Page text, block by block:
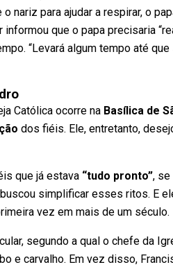
nariz para ajudar a respirar, o
que o papa precisaria
“Levará algum tempo até
Católica ocorre na Basílica de
dos fiéis. Ele, entretanto,
que já estava “tudo pronto”, se
simplificar esses ritos. E
vez em mais de um século.
segundo a qual o chefe da
e carvalho. Em vez disso,